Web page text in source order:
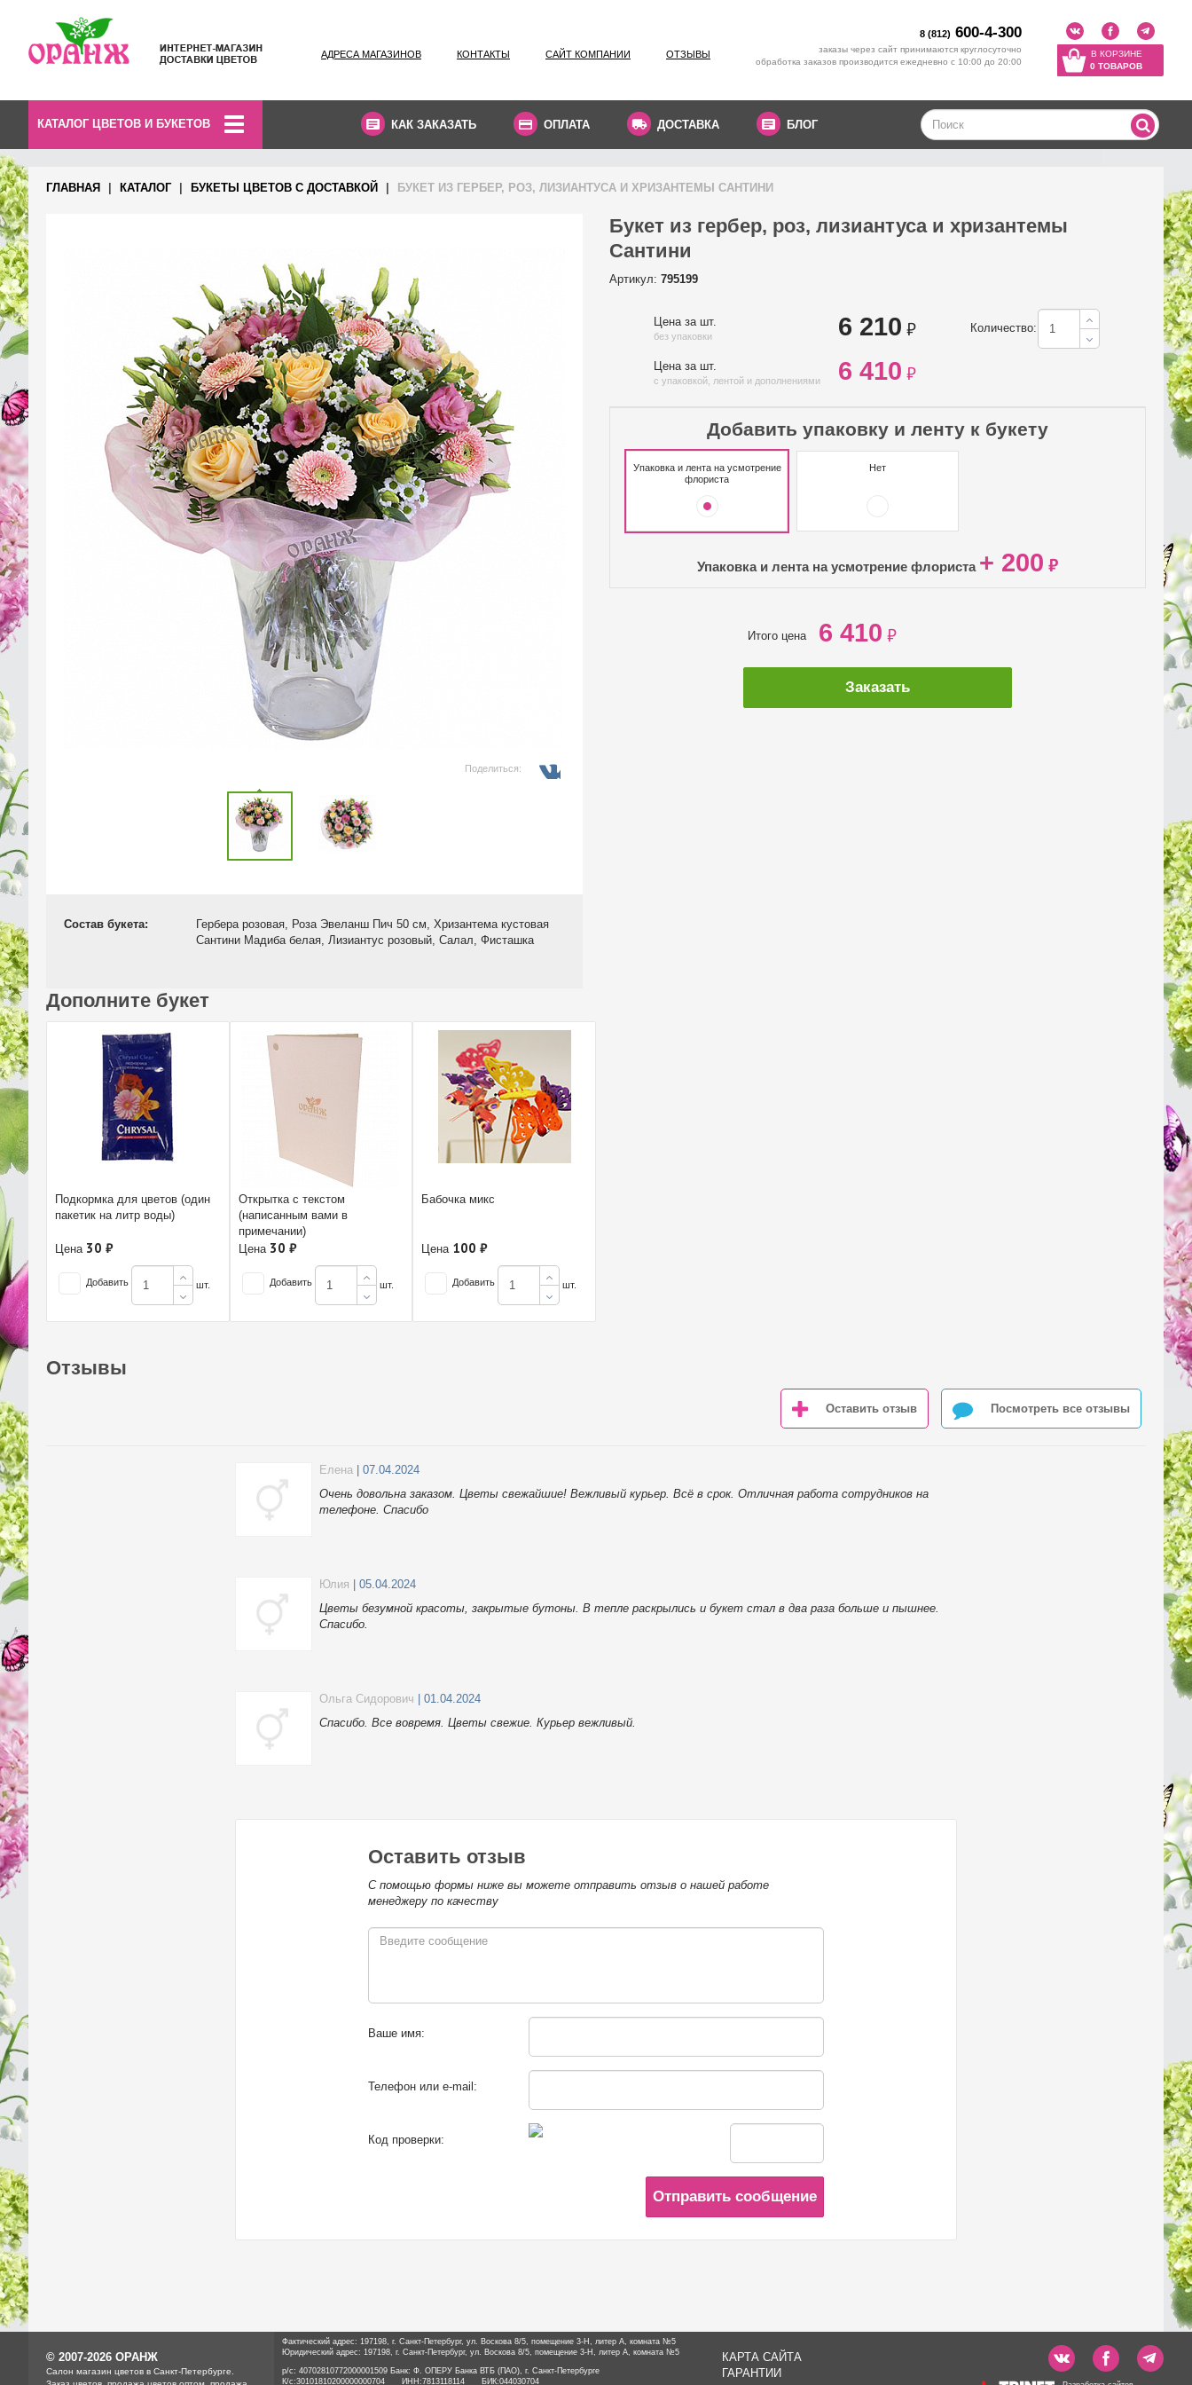
АДРЕСА МАГАЗИНОВ КОНТАКТЫ САЙТ КОМПАНИИ ОТЗЫВЫ
8 (812) 600-4-300
заказы через сайт принимаются круглосуточно
обработка заказов производится ежедневно с 10:00 до 20:00
В КОРЗИНЕ
0 ТОВАРОВ
КАТАЛОГ ЦВЕТОВ И БУКЕТОВ КАК ЗАКАЗАТЬ ОПЛАТА ДОСТАВКА БЛОГ
ГЛАВНАЯ КАТАЛОГ БУКЕТЫ ЦВЕТОВ С ДОСТАВКОЙ БУКЕТ ИЗ ГЕРБЕР, РОЗ, ЛИЗИАНТУСА И ХРИЗАНТЕМЫ САНТИНИ
Поделиться:
Состав букета:
Гербера розовая, Роза Эвеланш Пич 50 см, Хризантема кустовая
Сантини Мадиба белая, Лизиантус розовый, Салал, Фисташка
Букет из гербер, роз, лизиантуса и хризантемы
Сантини
Артикул: 795199
Цена за шт.
без упаковки 6 210 ₽ Количество:
Цена за шт.
с упаковкой, лентой и дополнениями 6 410 ₽
Добавить упаковку и ленту к букету
Упаковка и лента на усмотрение
флориста
Нет
Упаковка и лента на усмотрение флориста + 200 ₽
Итого цена 6 410 ₽
Заказать
Дополните букет
Подкормка для цветов (один
пакетик на литр воды)
Цена 30 ₽
Добавить шт.
Открытка с текстом
(написанным вами в
примечании)
Цена 30 ₽
Добавить шт.
Бабочка микс
Цена 100 ₽
Добавить шт.
Отзывы
Оставить отзыв Посмотреть все отзывы
Елена | 07.04.2024
Очень довольна заказом. Цветы свежайшие! Вежливый курьер. Всё в срок. Отличная работа сотрудников на
телефоне. Спасибо
Юлия | 05.04.2024
Цветы безумной красоты, закрытые бутоны. В тепле раскрылись и букет стал в два раза больше и пышнее.
Спасибо.
Ольга Сидорович | 01.04.2024
Спасибо. Все вовремя. Цветы свежие. Курьер вежливый.
Оставить отзыв
С помощью формы ниже вы можете отправить отзыв о нашей работе
менеджеру по качеству
Ваше имя:
Телефон или e-mail:
Код проверки:
Отправить сообщение
© 2007-2026 ОРАНЖ
Cалон магазин цветов в Санкт-Петербурге.
Фактический адрес: 197198, г. Санкт-Петербург, ул. Воскова 8/5, помещение 3-Н, литер А, комната №5
Юридический адрес: 197198, г. Санкт-Петербург, ул. Воскова 8/5, помещение 3-Н, литер А, комната №5
р/с: 40702810772000001509 Банк: Ф. ОПЕРУ Банка ВТБ (ПАО), г. Санкт-Петербурге
К/с:30101810200000000704 ИНН:7813118114 БИК:044030704
КАРТА САЙТА
ГАРАНТИИ